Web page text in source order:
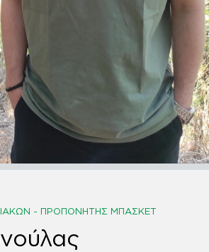
- ΠΡΟΠΟΝΗΤΉΣ ΜΠΆΣΚΕΤ